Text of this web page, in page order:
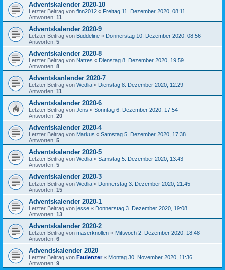
Adventskalender 2020-10
Letzter Beitrag von finn2012 « Freitag 11. Dezember 2020, 08:11
Antworten: 11
Adventskalender 2020-9
Letzter Beitrag von Buddeline « Donnerstag 10. Dezember 2020, 08:56
Antworten: 5
Adventskalender 2020-8
Letzter Beitrag von Natres « Dienstag 8. Dezember 2020, 19:59
Antworten: 8
Adventskanlender 2020-7
Letzter Beitrag von Wedlia « Dienstag 8. Dezember 2020, 12:29
Antworten: 11
Adventskalender 2020-6
Letzter Beitrag von Jens « Sonntag 6. Dezember 2020, 17:54
Antworten: 20
Adventskalender 2020-4
Letzter Beitrag von Markus « Samstag 5. Dezember 2020, 17:38
Antworten: 5
Adventskalender 2020-5
Letzter Beitrag von Wedlia « Samstag 5. Dezember 2020, 13:43
Antworten: 5
Adventskalender 2020-3
Letzter Beitrag von Wedlia « Donnerstag 3. Dezember 2020, 21:45
Antworten: 15
Adventskalender 2020-1
Letzter Beitrag von jesse « Donnerstag 3. Dezember 2020, 19:08
Antworten: 13
Adventskalender 2020-2
Letzter Beitrag von maserknollen « Mittwoch 2. Dezember 2020, 18:48
Antworten: 6
Advendskalender 2020
Letzter Beitrag von Faulenzer« Montag 30. November 2020, 11:36
Antworten: 9